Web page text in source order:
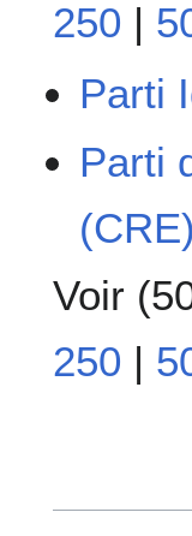
250 |
Parti
Parti
(CRE)
Voir (
250 |